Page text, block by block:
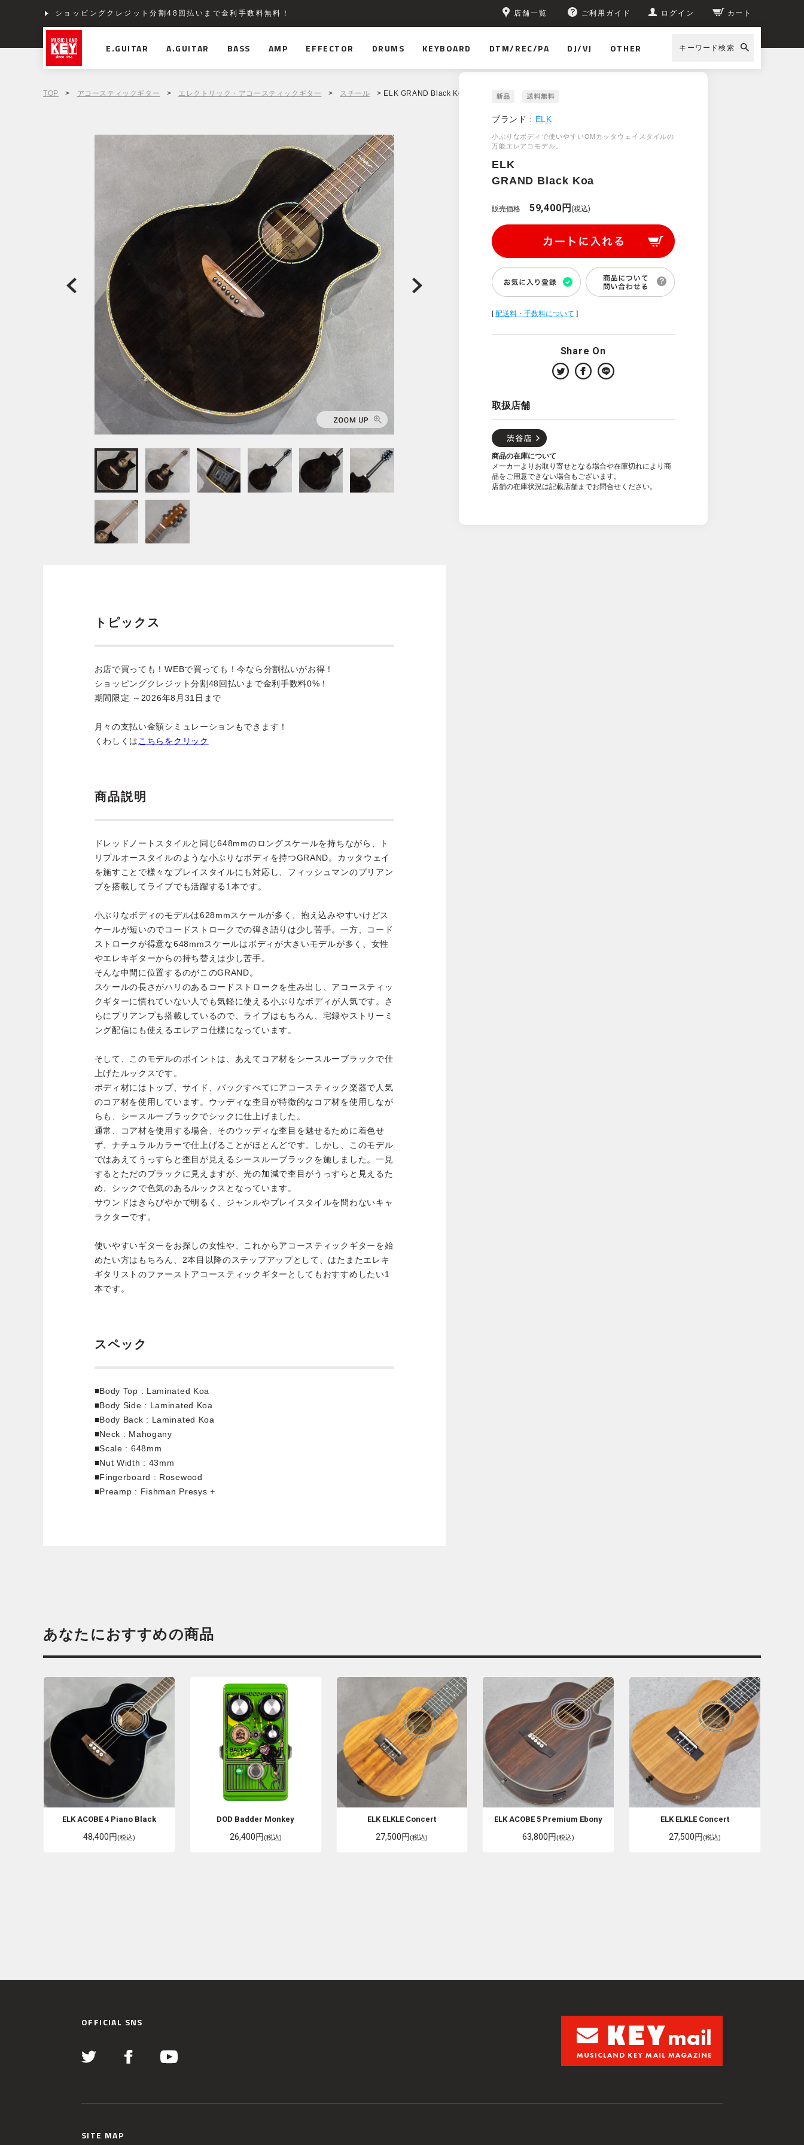
ショッピングクレジット分割48回払いまで金利手数料無料！ 店舗一覧 ご利用ガイド ログイン カート
E.GUITAR A.GUITAR BASS AMP EFFECTOR DRUMS KEYBOARD DTM/REC/PA DJ/VJ OTHER キーワード検索
TOP > アコースティックギター > エレクトリック・アコースティックギター > スチール > ELK GRAND Black Koa
ブランド : ELK
小ぶりなボディで使いやすいOMカッタウェイスタイルの
万能エレアコモデル。
ELK
GRAND Black Koa
販売価格 59,400円(税込)
[配送料・手数料について ]
Share On
取扱店舗
商品の在庫について
メーカーよりお取り寄せとなる場合や在庫切れにより商
品をご用意できない場合もございます。
店舗の在庫状況は記載店舗までお問合せください。
トピックス
お店で買っても！WEBで買っても！今なら分割払いがお得！
ショッピングクレジット分割48回払いまで金利手数料0%！
期間限定 ～2026年8月31日まで
月々の支払い金額シミュレーションもできます！
くわしくは こちらをクリック
商品説明
ドレッドノートスタイルと同じ648mmのロングスケールを持ちながら、ト
リプルオースタイルのような小ぶりなボディを持つGRAND。カッタウェイ
を施すことで様々なプレイスタイルにも対応し、フィッシュマンのプリアン
プを搭載してライブでも活躍する1本です。
小ぶりなボディのモデルは628mmスケールが多く、抱え込みやすいけどス
ケールが短いのでコードストロークでの弾き語りは少し苦手。一方、コード
ストロークが得意な648mmスケールはボディが大きいモデルが多く、女性
やエレキギターからの持ち替えは少し苦手。
そんな中間に位置するのがこのGRAND。
スケールの長さがハリのあるコードストロークを生み出し、アコースティッ
クギターに慣れていない人でも気軽に使える小ぶりなボディが人気です。さ
らにプリアンプも搭載しているので、ライブはもちろん、宅録やストリーミ
ング配信にも使えるエレアコ仕様になっています。
そして、このモデルのポイントは、あえてコア材をシースルーブラックで仕
上げたルックスです。
ボディ材にはトップ、サイド、バックすべてにアコースティック楽器で人気
のコア材を使用しています。ウッディな杢目が特徴的なコア材を使用しなが
らも、シースルーブラックでシックに仕上げました。
通常、コア材を使用する場合、そのウッディな杢目を魅せるために着色せ
ず、ナチュラルカラーで仕上げることがほとんどです。しかし、このモデル
ではあえてうっすらと杢目が見えるシースルーブラックを施しました。一見
するとただのブラックに見えますが、光の加減で杢目がうっすらと見えるた
め、シックで色気のあるルックスとなっています。
サウンドはきらびやかで明るく、ジャンルやプレイスタイルを問わないキャ
ラクターです。
使いやすいギターをお探しの女性や、これからアコースティックギターを始
めたい方はもちろん、2本目以降のステップアップとして、はたまたエレキ
ギタリストのファーストアコースティックギターとしてもおすすめしたい1
本です。
スペック
■Body Top : Laminated Koa
■Body Side : Laminated Koa
■Body Back : Laminated Koa
■Neck : Mahogany
■Scale : 648mm
■Nut Width : 43mm
■Fingerboard : Rosewood
■Preamp : Fishman Presys +
あなたにおすすめの商品
ELKACOBE 4 Piano Black
48,400円(税込)
DOD Badder Monkey
26,400円(税込)
ELK ELKLE Concert
27,500円(税込)
ELKACOBE 5 Premium Ebony
63,800円(税込)
ELK ELKLE Concert
27,500円(税込)
OFFICIAL SNS
SITE MAP